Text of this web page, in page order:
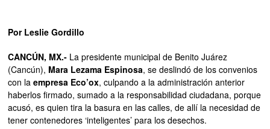
Por Leslie Gordillo
CANCÚN, MX.- La presidente municipal de Benito Juárez
(Cancún), Mara Lezama Espinosa, se deslindó de los convenios
con laempresa Eco’ox, culpando a la administración anterior
haberlos firmado, sumado a la responsabilidad ciudadana, porque
acusó, es quien tira la basura en las calles, de allí la necesidad de
tener contenedores ‘inteligentes’ para los desechos.